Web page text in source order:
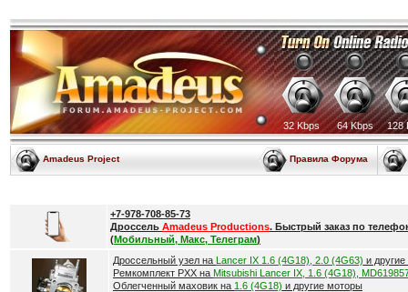
32 Kbps 64 Kbps 128
Amadeus Project Правила Форума
+7-978-708-85-73
Дроссель Amadeus Productions. Быстрый заказ по
(Мобильный, Макс, Телеграм)
Дроссельный узел на Lancer IX 1.6 (4G18), 2.0 (4G63) и
Ремкомплект РХХ на Mitsubishi Lancer IX, 1.6 (4G18),
Облегченный маховик на 1.6 (4G18) и другие моторы